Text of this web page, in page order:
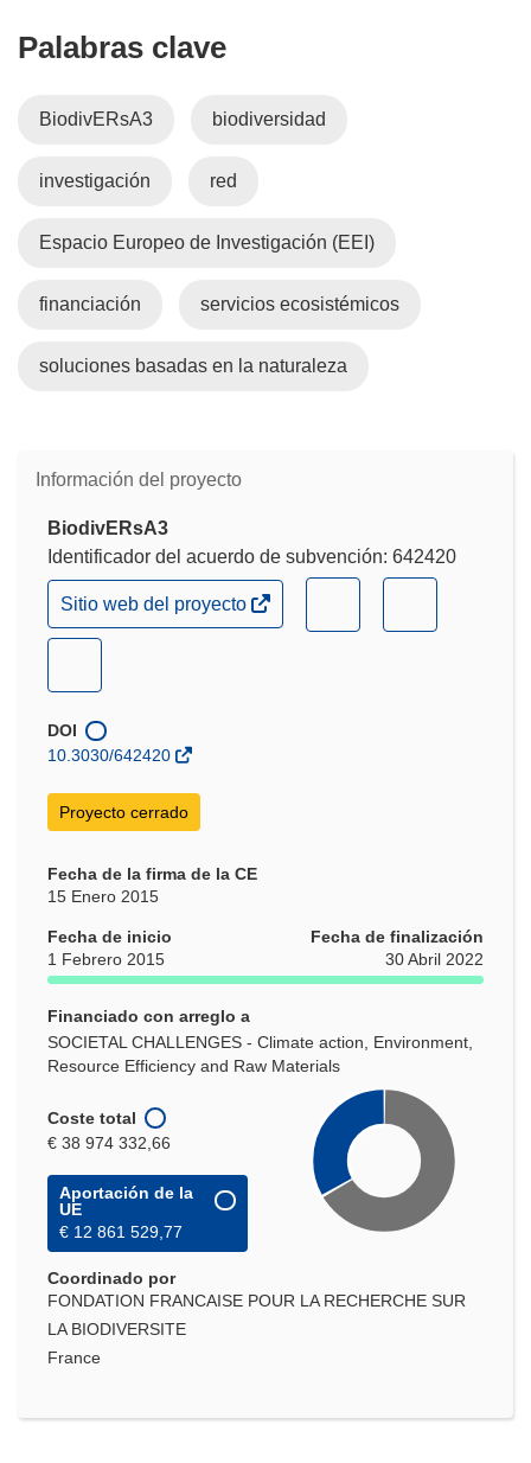
Palabras clave
BiodivERsA3 biodiversidad
investigación red
Espacio Europeo de Investigación (EEI)
financiación servicios ecosistémicos
soluciones basadas en la naturaleza
Información del proyecto
BiodivERsA3
Identificador del acuerdo de subvención: 642420
(se
abrirá
en
nueva
Sitio web del proyecto
abrirá
abrirá
abrirá
en
una
ventana)
DOI
10.3030/642420
Proyecto cerrado
Fecha de la firma de la CE
15 Enero 2015
Fecha de inicio
1 Febrero 2015
Fecha de finalización
30 Abril 2022
Financiado con arreglo a
SOCIETAL CHALLENGES - Climate action, Environment,
Resource Efficiency and Raw Materials
Coste total
€ 38 974 332,66
Aportación de la
UE
€ 12 861 529,77
Coordinado por
FONDATION FRANCAISE POUR LA RECHERCHE SUR
LA BIODIVERSITE
France